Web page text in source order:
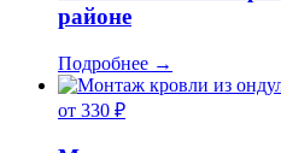
районе
Подробнее →
от 330 ₽